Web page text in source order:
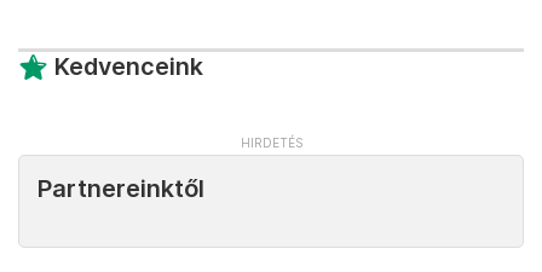
Kedvenceink
Partnereinktől